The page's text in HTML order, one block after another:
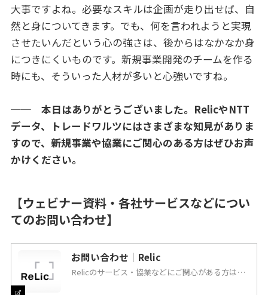
大事ですよね。必要なスキルは企画が走り出せば、自
然と身についてきます。でも、何を言われようと実現
させたいんだという心の強さは、後からはなかなか身
につきにくいものです。新規事業開発のチームを作る
時にも、そういった人材が多いと心強いですね。
── 本日はありがとうございました。RelicやNTT
データ、トレードワルツにはさまざまな知見がありま
すので、新規事業や協業にご関心のある方はぜひお声
かけください。
【ウェビナー資料・各社サービスなどについ
てのお問い合わせ】
お問い合わせ｜Relic
Relicのサービス・協業などにご関心がある方は、
こちらからお問い合わせください。